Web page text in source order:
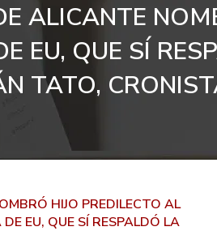
ALICANTE
EU, QUE SÍ
TATO,
HIJO PREDILECTO AL
EU, QUE SÍ RESPALDÓ LA